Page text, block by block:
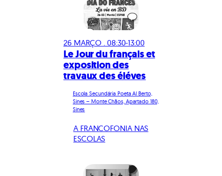
26 MARÇO . 08:30-13:00
Le Jour du français et
exposition des
travaux des éléves
Escola Secundária Poeta Al Berto,
Sines – Monte Chãos, Apartado 180,
Sines
A FRANCOFONIA NAS
ESCOLAS